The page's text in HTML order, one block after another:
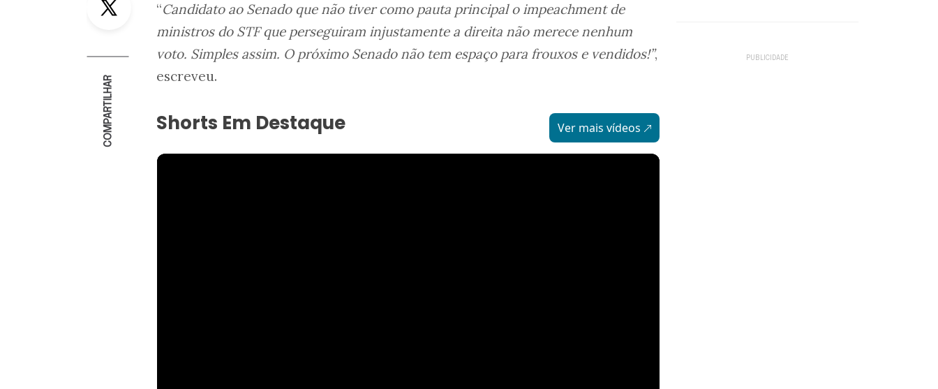
COMPARTILHAR
“Candidato ao Senado que não tiver como pauta principal o impeachment de
ministros do STF que perseguiram injustamente a direita não merece nenhum
voto. Simples assim. O próximo Senado não tem espaço para frouxos e vendidos!”,
escreveu.
Shorts Em Destaque Ver mais vídeos